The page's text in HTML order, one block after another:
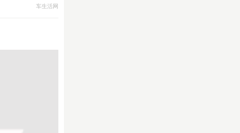
车生活网